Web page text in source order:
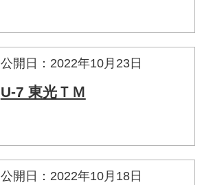
公開日：2022年10月23日
U-7 東光ＴＭ
公開日：2022年10月18日